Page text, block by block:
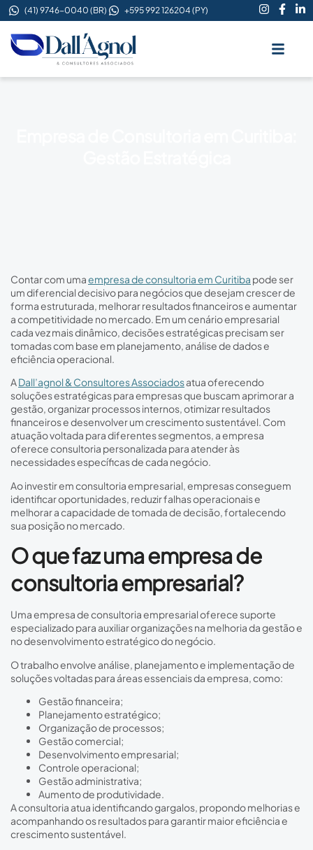
(41) 9746-0040 (BR) +595 992 126204 (PY)
Contar com umaempresa de consultoria em Curitiba pode ser
um diferencial decisivo para negócios que desejam crescer de
forma estruturada, melhorar resultados financeiros e aumentar
a competitividade no mercado. Em um cenário empresarial
cada vez mais dinâmico, decisões estratégicas precisam ser
tomadas com base em planejamento, análise de dados e
eficiência operacional.
ADall’agnol & Consultores Associadosatua oferecendo
soluções estratégicas para empresas que buscam aprimorar a
gestão, organizar processos internos, otimizar resultados
financeiros e desenvolver um crescimento sustentável. Com
atuação voltada para diferentes segmentos, a empresa
oferece consultoria personalizada para atender às
necessidades específicas de cada negócio.
Ao investir em consultoria empresarial, empresas conseguem
identificar oportunidades, reduzir falhas operacionais e
melhorar a capacidade de tomada de decisão, fortalecendo
sua posição no mercado.
O que faz uma empresa de
consultoria empresarial?
Uma empresa de consultoria empresarial oferece suporte
especializado para auxiliar organizações na melhoria da gestão e
no desenvolvimento estratégico do negócio.
O trabalho envolve análise, planejamento e implementação de
soluções voltadas para áreas essenciais da empresa, como:
Gestão financeira;
Planejamento estratégico;
Organização de processos;
Gestão comercial;
Desenvolvimento empresarial;
Controle operacional;
Gestão administrativa;
Aumento de produtividade.
A consultoria atua identificando gargalos, propondo melhorias e
acompanhando os resultados para garantir maior eficiência e
crescimento sustentável.